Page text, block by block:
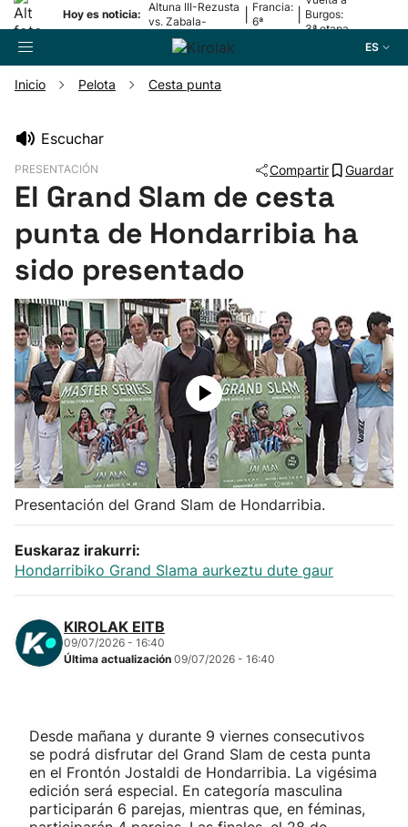
Hoy es noticia:
Altuna III-Rezusta
vs. Zabala-
Zabaleta
Francia:
6ª
Burgos:
3ª etapa
ES
Pelota
Remo
Baloncesto
Ciclismo
Herri-kirolak
Balonmano
Carreras de montaña
"Helmuga"
Inicio Pelota Cesta punta
Escuchar
PRESENTACIÓN Compartir Guardar
El Grand Slam de cesta
punta de Hondarribia ha
sido presentado
Presentación del Grand Slam de Hondarribia.
Euskaraz irakurri:
Hondarribiko Grand Slama aurkeztu dute gaur
KIROLAK EITB
09/07/2026 - 16:40
Última actualización 09/07/2026 - 16:40
Desde mañana y durante 9 viernes consecutivos
se podrá disfrutar del Grand Slam de cesta punta
en el Frontón Jostaldi de Hondarribia. La vigésima
edición será especial. En categoría masculina
participarán 6 parejas, mientras que, en féminas,